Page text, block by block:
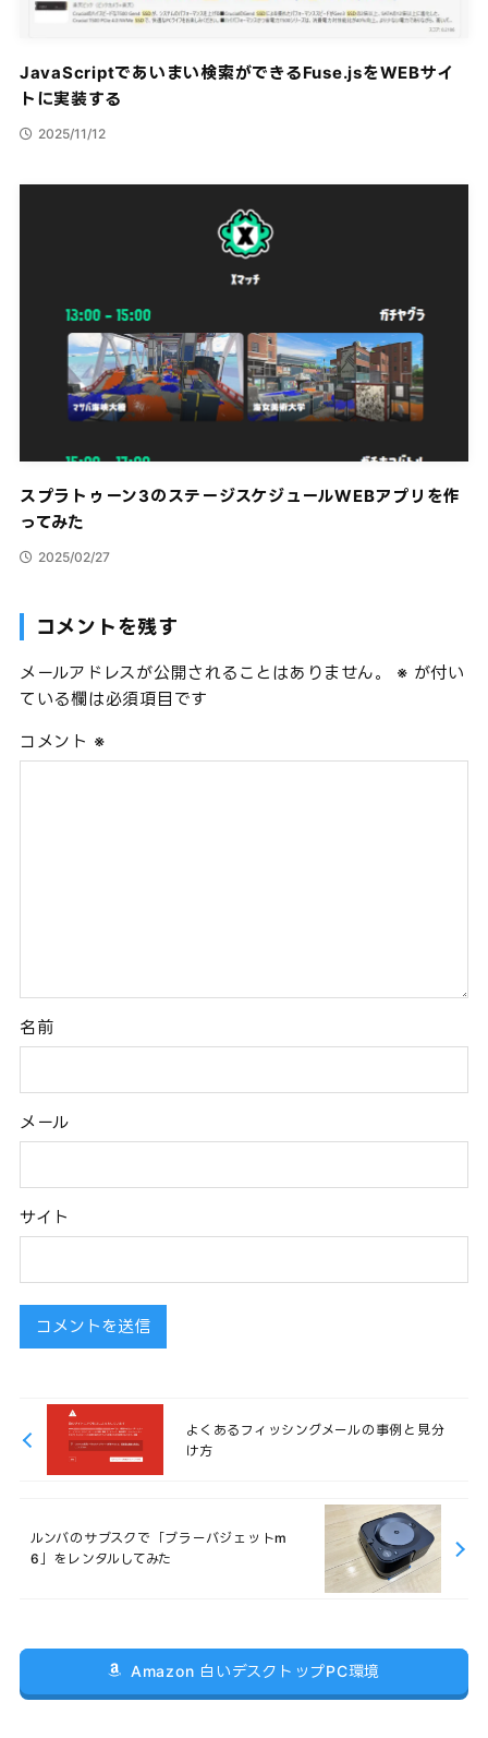
JavaScriptであいまい検索ができるFuse.jsをWEBサイ
トに実装する
2025/11/12
スプラトゥーン3のステージスケジュールWEBアプリを作
ってみた
2025/02/27
コメントを残す
メールアドレスが公開されることはありません。 ※ が付い
ている欄は必須項目です
コメント ※
名前
メール
サイト
よくあるフィッシングメールの事例と見分
け方
ルンバのサブスクで「ブラーバジェットm
6」をレンタルしてみた
Amazon 白いデスクトップPC環境